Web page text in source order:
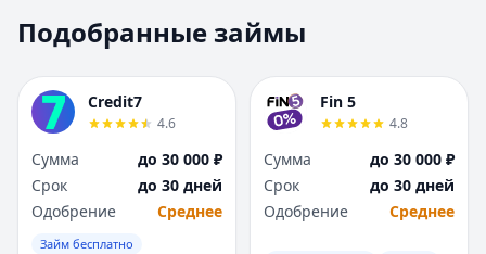
Набережные Челны
Нижний Новгород
Новокузнецк
Новосибирск
Омск
Набережные
Нижний Новгород
Новокузнецк
Новосибирск
Омск
Оренбург
Подобранные займы
Credit7
4.6
Сумма
до 30 000 ₽
Срок
до 30 дней
Одобрение
Среднее
Займ бесплатно
Fin 5
4.8
Сумма
до 30 000 ₽
Срок
до 30 дней
Одобрение
Среднее